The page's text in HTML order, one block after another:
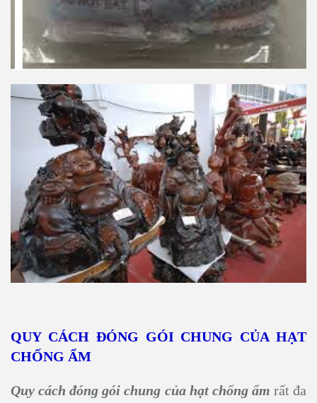
QUY CÁCH ĐÓNG GÓI CHUNG CỦA HẠT
CHỐNG ẨM
Quy cách đóng gói chung của hạt chống ẩm rất đa